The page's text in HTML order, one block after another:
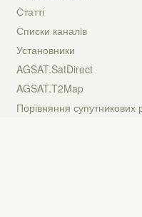
Статті
Списки каналів
Установники
AGSAT.SatDirect
AGSAT.T2Map
Порівняння супутникових